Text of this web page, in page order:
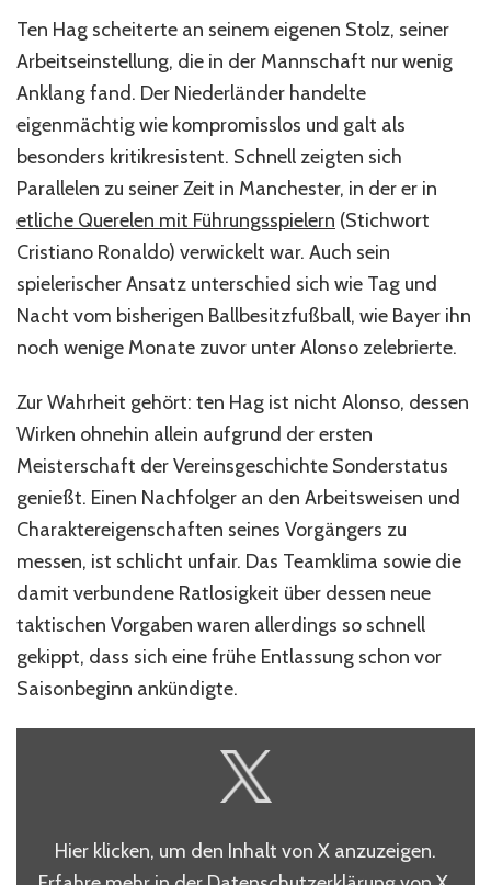
Ten Hag scheiterte an seinem eigenen Stolz, seiner
Arbeitseinstellung, die in der Mannschaft nur wenig
Anklang fand. Der Niederländer handelte
eigenmächtig wie kompromisslos und galt als
besonders kritikresistent. Schnell zeigten sich
Parallelen zu seiner Zeit in Manchester, in der er in
etliche Querelen mit Führungsspielern (Stichwort
Cristiano Ronaldo) verwickelt war. Auch sein
spielerischer Ansatz unterschied sich wie Tag und
Nacht vom bisherigen Ballbesitzfußball, wie Bayer ihn
noch wenige Monate zuvor unter Alonso zelebrierte.
Zur Wahrheit gehört: ten Hag ist nicht Alonso, dessen
Wirken ohnehin allein aufgrund der ersten
Meisterschaft der Vereinsgeschichte Sonderstatus
genießt. Einen Nachfolger an den Arbeitsweisen und
Charaktereigenschaften seines Vorgängers zu
messen, ist schlicht unfair. Das Teamklima sowie die
damit verbundene Ratlosigkeit über dessen neue
taktischen Vorgaben waren allerdings so schnell
gekippt, dass sich eine frühe Entlassung schon vor
Saisonbeginn ankündigte.
INHALT
Hier klicken, um den Inhalt von X anzuzeigen.